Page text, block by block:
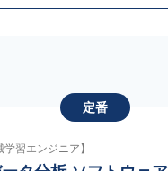
定番
学習エンジニア】